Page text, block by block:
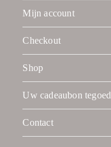
Mijn account
Checkout
Shop
Uw cadeaubon tegoed
Contact